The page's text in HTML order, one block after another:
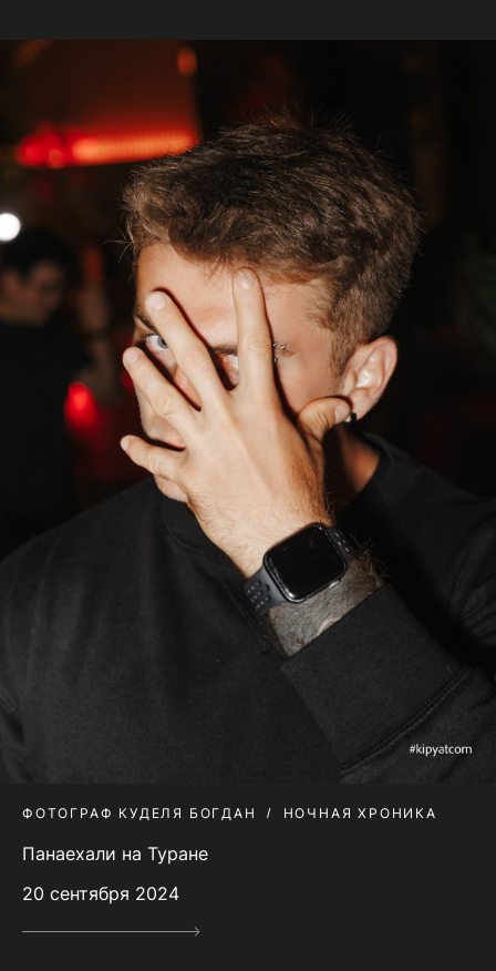
ФОТОГРАФ КУДЕЛЯ БОГДАН НОЧНАЯ ХРОНИКА
Панаехали на Туране
20 сентября 2024